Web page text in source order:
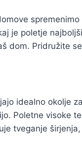
je poletje
dom. Pridružite
idealno okolje
Poletne visoke
tveganje